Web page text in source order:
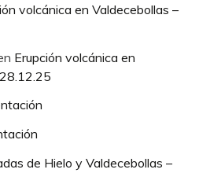
volcánica en Valdecebollas –
Erupción volcánica en
de Hielo y Valdecebollas –